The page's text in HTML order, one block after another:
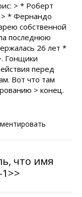
> * Роберт
> * Фернандо
собственной
последнюю
26 лет *
Гонщики
перед
Вот что там
> конец.
что имя